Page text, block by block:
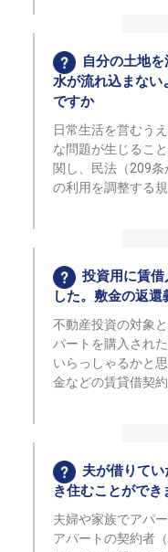
自分の土地
水が流れ込まない
ですか
日常生活を営むう
な問題が生じるこ
関し、民法（209
の利用を調整する
投資用に賃
した。敷金の返
不動産投資の対象
パートを購入され
いらっしゃるかと
金などの賃貸借契
夫が借りて
き住むことができ
夫婦や家族でアパ
アパートの契約者